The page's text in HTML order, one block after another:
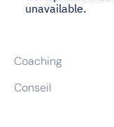
Recrutement
Coaching
Conseil